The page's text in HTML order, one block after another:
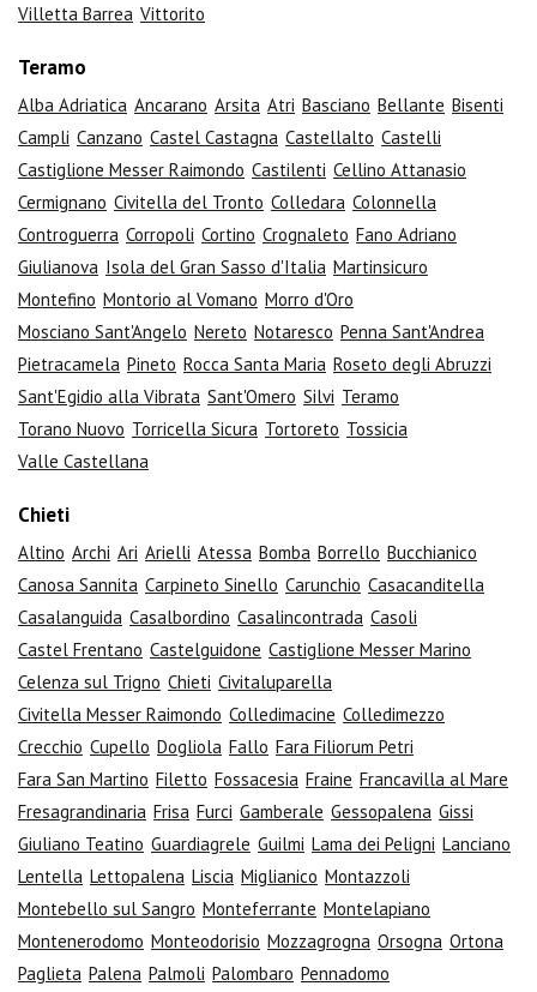
Villetta Barrea Vittorito
Teramo
Alba Adriatica Ancarano Arsita Atri Basciano Bellante Bisenti
Campli Canzano Castel Castagna Castellalto Castelli
Castiglione Messer Raimondo Castilenti Cellino Attanasio
Cermignano Civitella del Tronto Colledara Colonnella
Controguerra Corropoli Cortino Crognaleto Fano Adriano
Giulianova Isola del Gran Sasso d'Italia Martinsicuro
Montefino Montorio al Vomano Morro d'Oro
Mosciano Sant'Angelo Nereto Notaresco Penna Sant'Andrea
Pietracamela Pineto Rocca Santa Maria Roseto degli Abruzzi
Sant'Egidio alla Vibrata Sant'Omero Silvi Teramo
Torano Nuovo Torricella Sicura Tortoreto Tossicia
Valle Castellana
Chieti
Altino Archi Ari Arielli Atessa Bomba Borrello Bucchianico
Canosa Sannita Carpineto Sinello Carunchio Casacanditella
Casalanguida Casalbordino Casalincontrada Casoli
Castel Frentano Castelguidone Castiglione Messer Marino
Celenza sul Trigno Chieti Civitaluparella
Civitella Messer Raimondo Colledimacine Colledimezzo
Crecchio Cupello Dogliola Fallo Fara Filiorum Petri
Fara San Martino Filetto Fossacesia Fraine Francavilla al Mare
Fresagrandinaria Frisa Furci Gamberale Gessopalena Gissi
Giuliano Teatino Guardiagrele Guilmi Lama dei Peligni Lanciano
Lentella Lettopalena Liscia Miglianico Montazzoli
Montebello sul Sangro Monteferrante Montelapiano
Montenerodomo Monteodorisio Mozzagrogna Orsogna Ortona
Paglieta Palena Palmoli Palombaro Pennadomo